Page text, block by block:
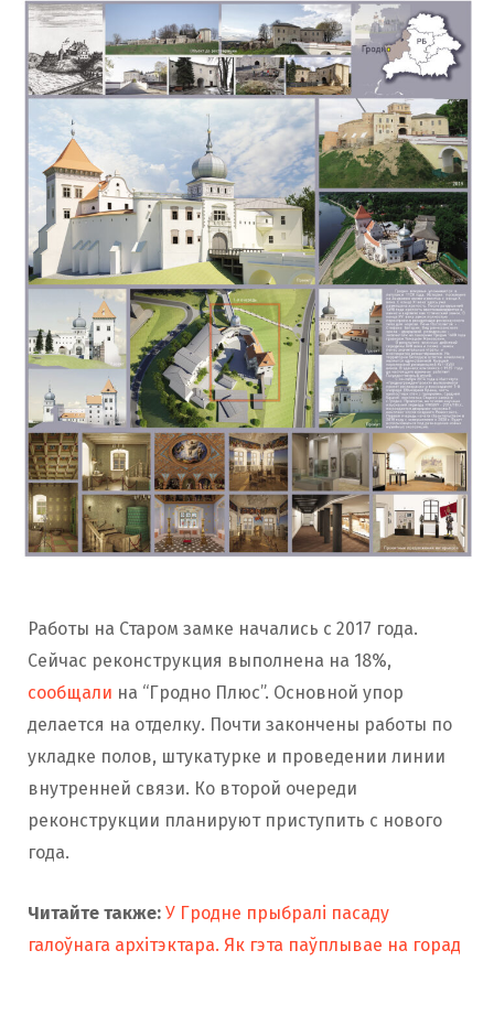
Работы на Старом замке начались с 2017 года.
Сейчас реконструкция выполнена на 18%,
сообщали на “Гродно Плюс”. Основной упор
делается на отделку. Почти закончены работы по
укладке полов, штукатурке и проведении линии
внутренней связи. Ко второй очереди
реконструкции планируют приступить с нового
года.
Читайте также: У Гродне прыбралі пасаду
галоўнага архітэктара. Як гэта паўплывае на горад